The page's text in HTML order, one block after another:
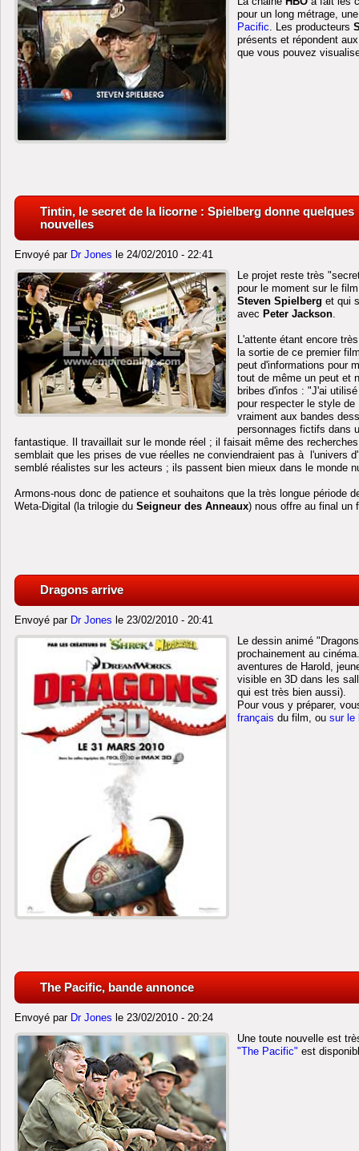
pour un long métrage,
Pacific. Les producteurs
présents et répondent
que vous pouvez
Tintin, le secret de la licorne : Spielberg donne quelques
nouvelles
Envoyé par Dr Jones le 24/02/2010 - 22:41
Le projet reste très
pour le moment sur le
Steven Spielberg et qui
avec Peter Jackson
L'attente étant encore
la sortie de ce premier
peut d'informations pour
tout de même un peut et
bribes d'infos : "J'ai
pour respecter le style
vraiment aux bandes
personnages fictifs dans
fantastique. Il travaillait sur le monde réel ; il faisait même des
semblait que les prises de vue réelles ne conviendraient pas à l'univers
semblé réalistes sur les acteurs ; ils passent bien mieux dans le monde
Armons-nous donc de patience et souhaitons que la très longue période
Weta-Digital (la trilogie du Seigneur des Anneaux) nous offre au final un
Dragons arrive
Envoyé par Dr Jones le 23/02/2010 - 20:41
Le dessin animé
prochainement au
aventures de Harold,
visible en 3D dans les
qui est très bien aussi).
Pour vous y préparer,
français du film, ou sur le
The Pacific, bande annonce
Envoyé par Dr Jones le 23/02/2010 - 20:24
Une toute nouvelle est
"The Pacific" est